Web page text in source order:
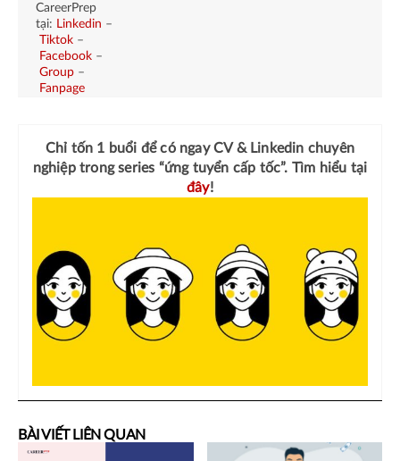
CareerPrep
tại: Linkedin –
Tiktok –
Facebook –
Group –
Fanpage
Chỉ tốn 1 buổi để có ngayCV & Linkedin chuyên
nghiệptrong series “ứng tuyển cấp tốc”. Tìm hiểu tại
đây!
BÀI VIẾT LIÊN QUAN